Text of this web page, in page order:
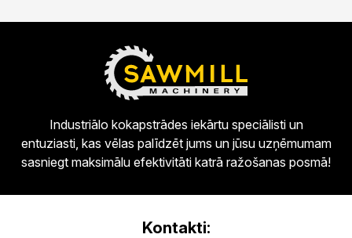
Industriālo kokapstrādes iekārtu speciālisti un
entuziasti, kas vēlas palīdzēt jums un jūsu uzņēmumam
sasniegt maksimālu efektivitāti katrā ražošanas posmā!
Kontakti: